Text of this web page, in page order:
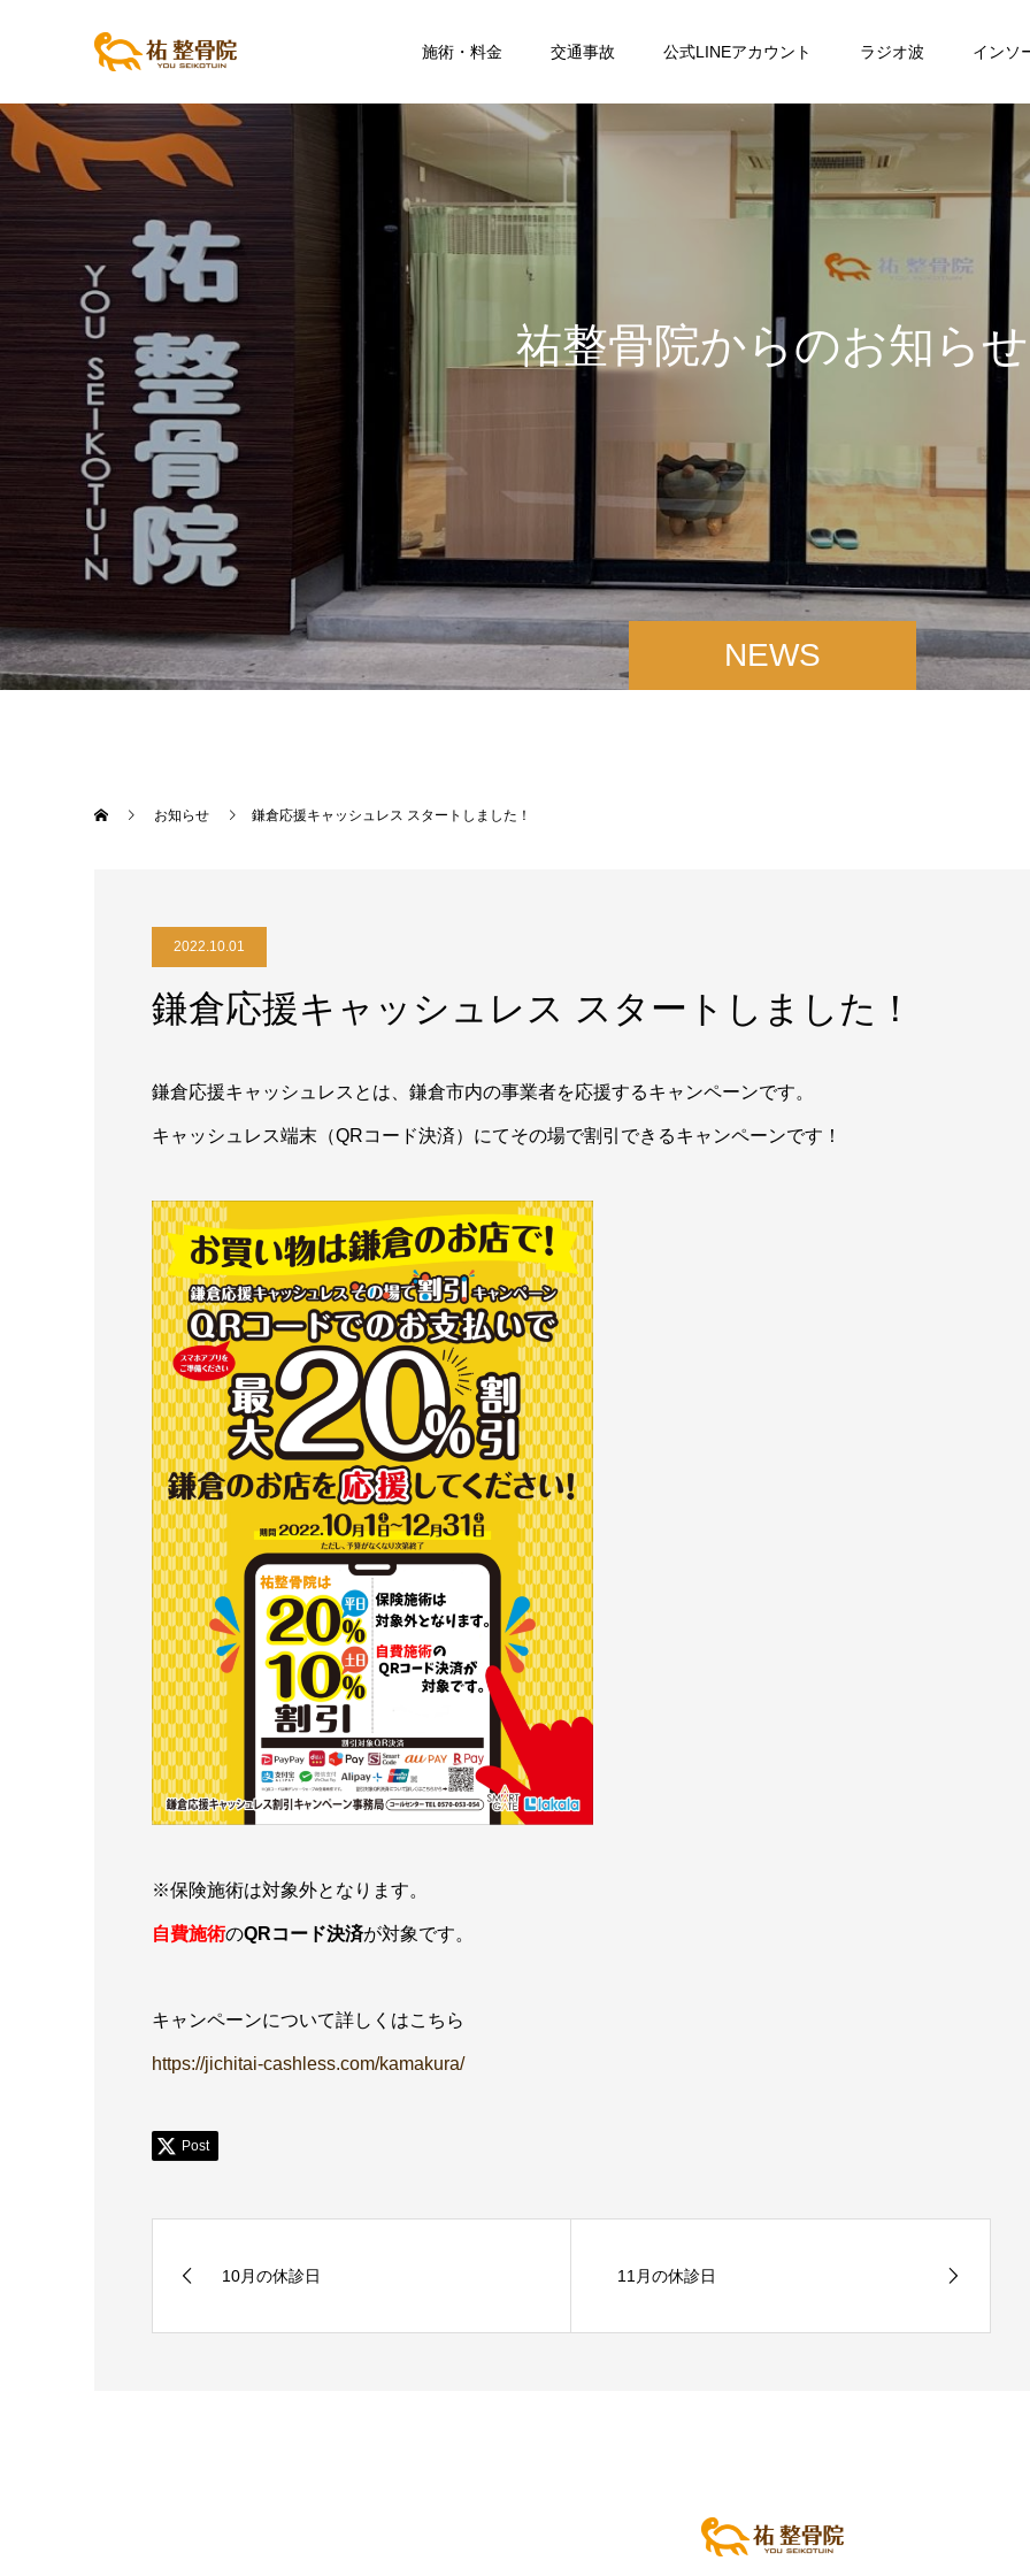
施術・料金 交通事故 公式LINEアカウント ラジオ波 インソ
NEWS
祐整骨院からのお知 らせ
お知らせ 鎌倉応援キャッシュレス スタートしました！
2022.10.01
鎌倉応援キャッシュレス スタートしました！
鎌倉応援キャッシュレスとは、鎌倉市内の事業者を応援するキャンペーンです。
キャッシュレス端末（QRコード決済）にてその場で割引できるキャンペーンです！
※保険施術は対象外となります。
自費施術のQRコード決済が対象です。
キャンペーンについて詳しくはこちら
https://jichitai-cashless.com/kamakura/
Post
10月の休診日 11月の休診日